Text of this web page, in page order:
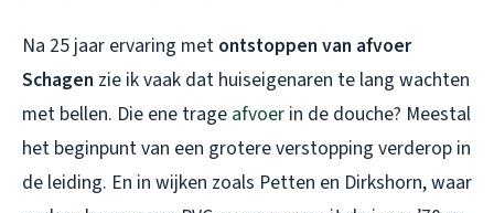
Na 25 jaar ervaring met ontstoppen van afvoer
Schagen zie ik vaak dat huiseigenaren te lang wachten
met bellen. Die ene trage afvoer in de douche? Meestal
het beginpunt van een grotere verstopping verderop in
de leiding. En in wijken zoals Petten en Dirkshorn, waar